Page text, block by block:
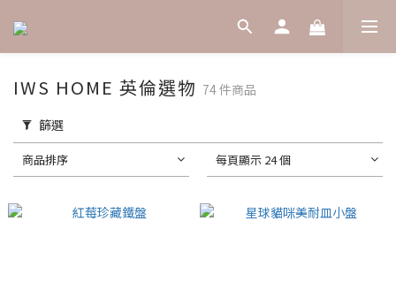
IWS HOME 英倫選物 74 件商品
篩選
商品排序 每頁顯示 24 個